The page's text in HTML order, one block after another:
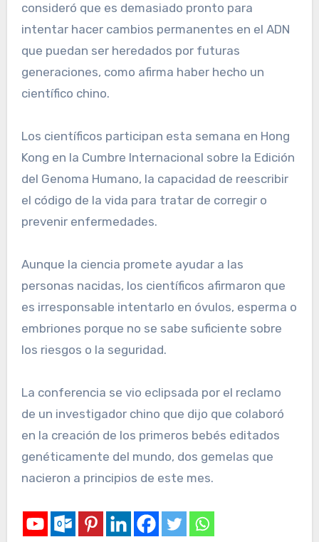
consideró que es demasiado pronto para
intentar hacer cambios permanentes en el ADN
que puedan ser heredados por futuras
generaciones, como afirma haber hecho un
científico chino.
Los científicos participan esta semana en Hong
Kong en la Cumbre Internacional sobre la Edición
del Genoma Humano, la capacidad de reescribir
el código de la vida para tratar de corregir o
prevenir enfermedades.
Aunque la ciencia promete ayudar a las
personas nacidas, los científicos afirmaron que
es irresponsable intentarlo en óvulos, esperma o
embriones porque no se sabe suficiente sobre
los riesgos o la seguridad.
La conferencia se vio eclipsada por el reclamo
de un investigador chino que dijo que colaboró
en la creación de los primeros bebés editados
genéticamente del mundo, dos gemelas que
nacieron a principios de este mes.